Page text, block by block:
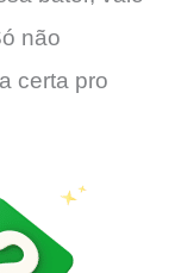
não
certa pro